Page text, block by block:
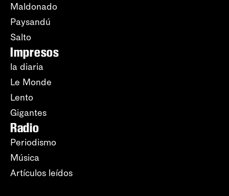
Maldonado
Paysandú
Salto
Impresos
la diaria
Le Monde
Lento
Gigantes
Radio
Periodismo
Música
Artículos leídos